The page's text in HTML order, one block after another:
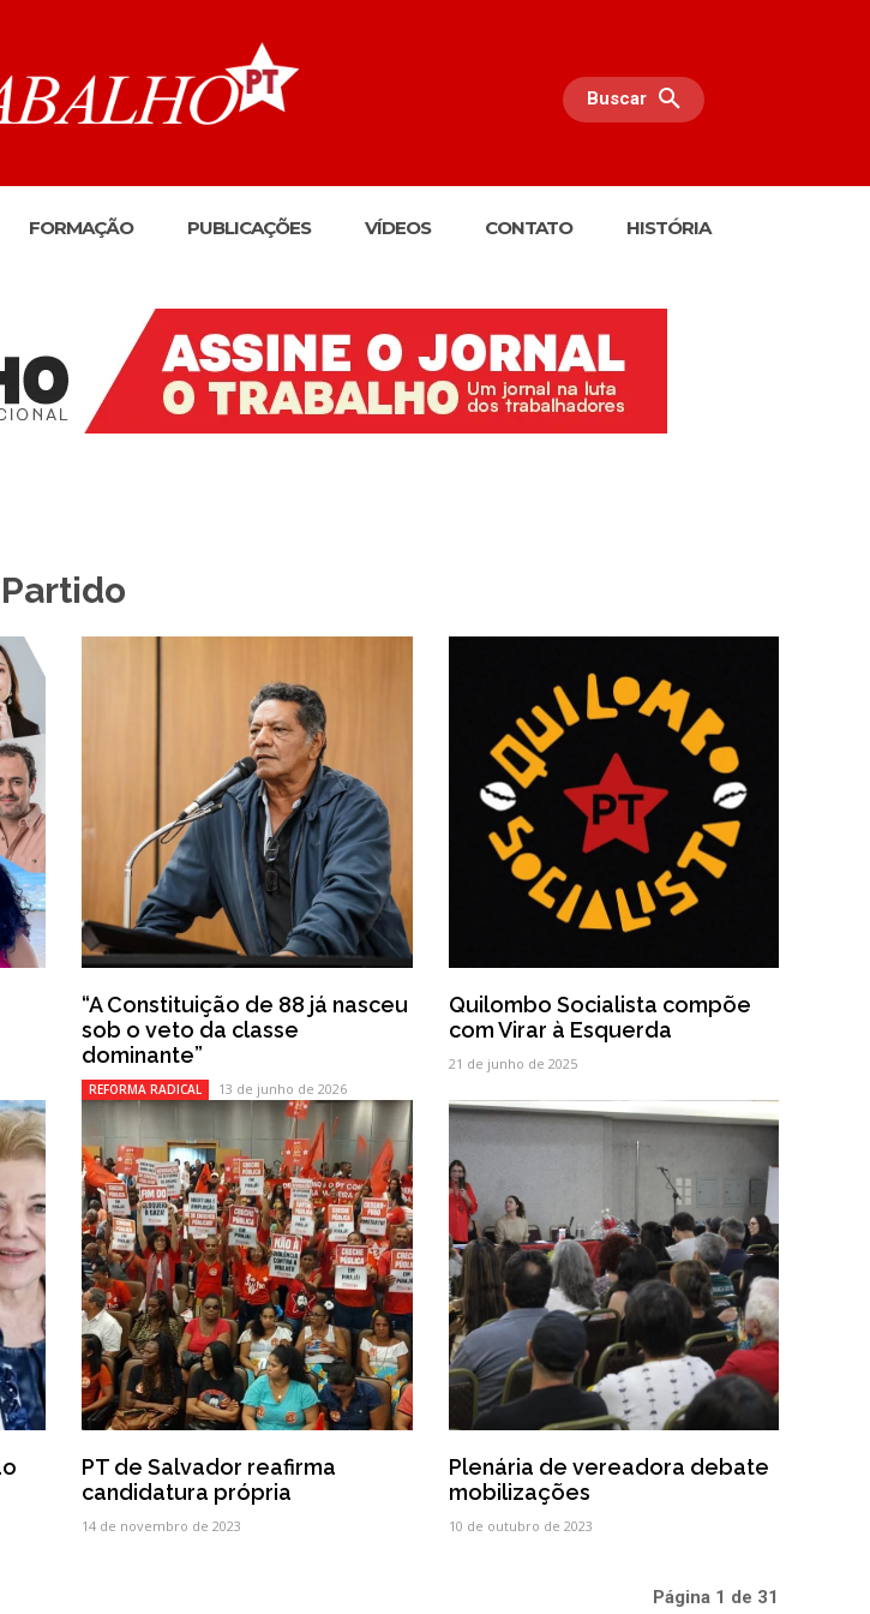
Buscar
FORMAÇÃO PUBLICAÇÕES VÍDEOS CONTATO HISTÓRIA
Partido
“A Constituição de 88 já nasceu
sob o veto da classe
dominante”
REFORMA RADICAL 13 de junho de 2026
Quilombo Socialista compõe
com Virar à Esquerda
21 de junho de 2025
PT de Salvador reafirma
candidatura própria
14 de novembro de 2023
Plenária de vereadora debate
mobilizações
10 de outubro de 2023
Página 1 de 31